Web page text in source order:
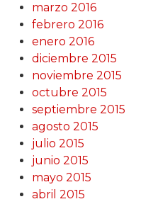
marzo 2016
febrero 2016
enero 2016
diciembre 2015
noviembre 2015
octubre 2015
septiembre 2015
agosto 2015
julio 2015
junio 2015
mayo 2015
abril 2015